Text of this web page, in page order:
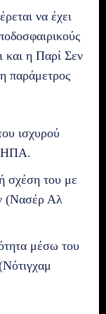
να έχει
και η Παρί Σεν
παράμετρος
ισχυρού
ΗΠΑ.
σχέση του με
(Νασέρ Αλ
μέσω του